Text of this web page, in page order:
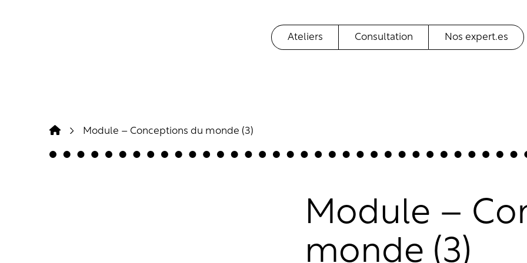
Ateliers Consultation Nos expert.es
Module – Conceptions du monde (3)
Module –
monde (3)